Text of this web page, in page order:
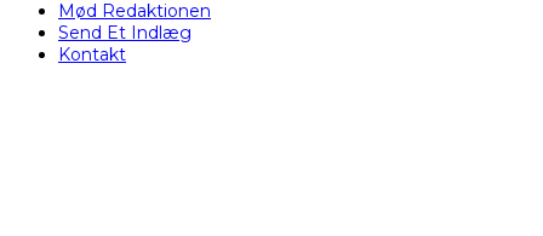
Mød Redaktionen
Send Et Indlæg
Kontakt